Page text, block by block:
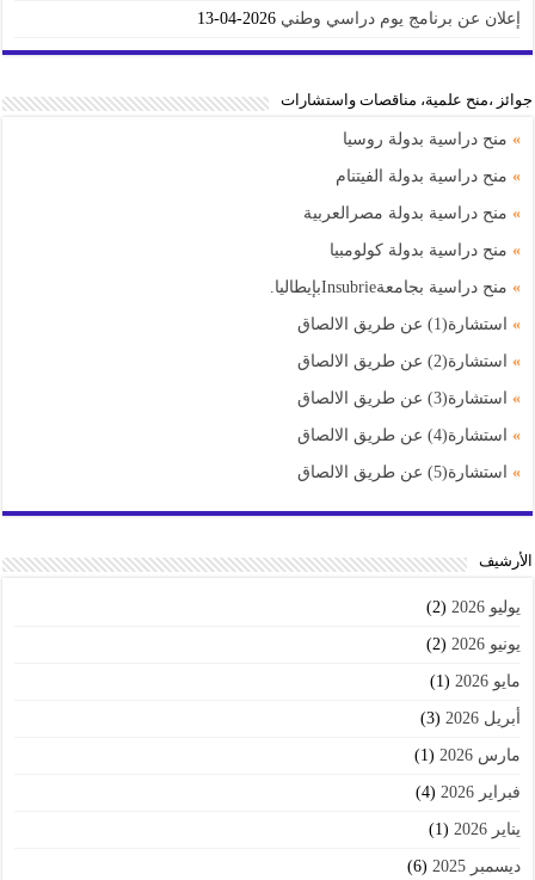
إعلان عن برنامج يوم دراسي وطني 2026-04-13
جوائز ،منح علمية، مناقصات واستشارات
» منح دراسية بدولة روسيا
» منح دراسية بدولة الفيتنام
» منح دراسية بدولة مصرالعربية
» منح دراسية بدولة كولومبيا
» منح دراسية بجامعةInsubrieبإيطاليا.
» استشارة(1) عن طريق الالصاق
» استشارة(2) عن طريق الالصاق
» استشارة(3) عن طريق الالصاق
» استشارة(4) عن طريق الالصاق
» استشارة(5) عن طريق الالصاق
اﻷرشيف
يوليو 2026 (2)
يونيو 2026 (2)
مايو 2026 (1)
أبريل 2026 (3)
مارس 2026 (1)
فبراير 2026 (4)
يناير 2026 (1)
ديسمبر 2025 (6)